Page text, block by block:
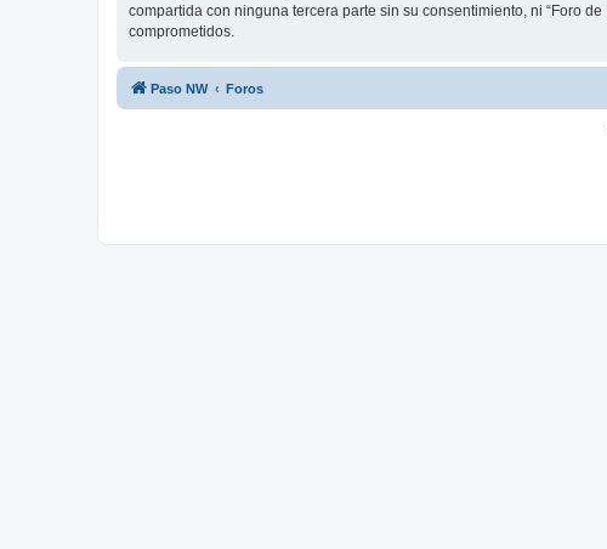
compartida con ninguna tercera parte sin su consentimiento, ni “Foro
comprometidos.
Paso NW Foros